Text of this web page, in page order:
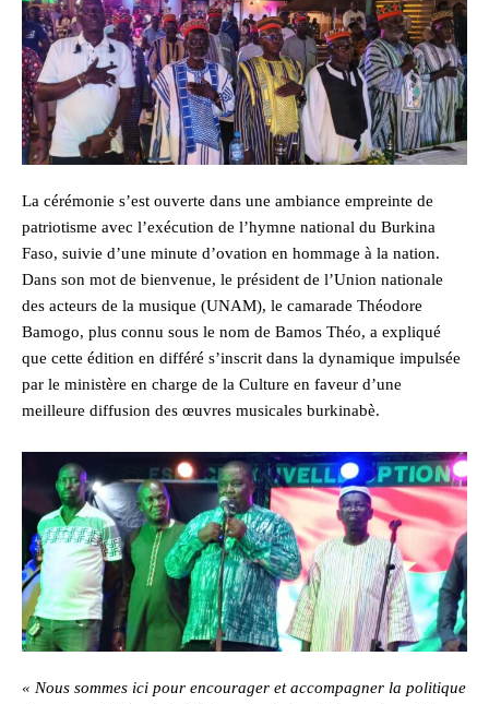
La cérémonie s’est ouverte dans une ambiance empreinte de
patriotisme avec l’exécution de l’hymne national du Burkina
Faso, suivie d’une minute d’ovation en hommage à la nation.
Dans son mot de bienvenue, le président de l’Union nationale
des acteurs de la musique (UNAM), le camarade Théodore
Bamogo, plus connu sous le nom de Bamos Théo, a expliqué
que cette édition en différé s’inscrit dans la dynamique impulsée
par le ministère en charge de la Culture en faveur d’une
meilleure diffusion des œuvres musicales burkinabè.
« Nous sommes ici pour encourager et accompagner la politique